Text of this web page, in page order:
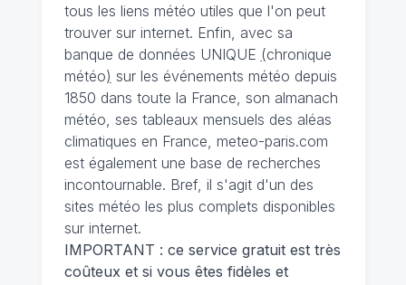
tous les liens météo utiles que l'on peut
trouver sur internet. Enfin, avec sa
banque de données UNIQUE (chronique
météo) sur les événements météo depuis
1850 dans toute la France, son almanach
météo, ses tableaux mensuels des aléas
climatiques en France, meteo-paris.com
est également une base de recherches
incontournable. Bref, il s'agit d'un des
sites météo les plus complets disponibles
sur internet.
IMPORTANT : ce service gratuit est très
coûteux et si vous êtes fidèles et